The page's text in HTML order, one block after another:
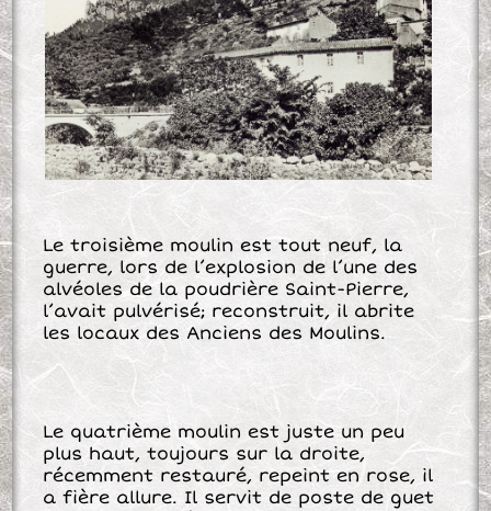
Le troisième moulin est tout neuf, la
guerre, lors de l’explosion de l’une des
alvéoles de la poudrière Saint-Pierre,
l’avait pulvérisé; reconstruit, il abrite
les locaux des Anciens des Moulins.
Le quatrième moulin est juste un peu
plus haut, toujours sur la droite,
récemment restauré, repeint en rose, il
a fière allure. Il servit de poste de guet